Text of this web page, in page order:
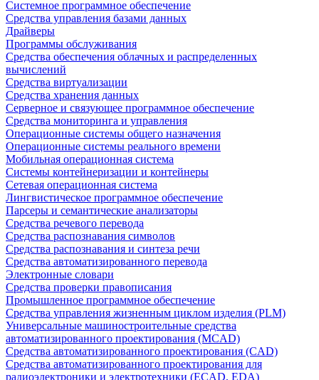
Системное программное обеспечение
Средства управления базами данных
Драйверы
Программы обслуживания
Средства обеспечения облачных и распределенных
вычислений
Средства виртуализации
Средства хранения данных
Серверное и связующее программное обеспечение
Средства мониторинга и управления
Операционные системы общего назначения
Операционные системы реального времени
Мобильная операционная система
Системы контейнеризации и контейнеры
Сетевая операционная система
Лингвистическое программное обеспечение
Парсеры и семантические анализаторы
Средства речевого перевода
Средства распознавания символов
Средства распознавания и синтеза речи
Средства автоматизированного перевода
Электронные словари
Средства проверки правописания
Промышленное программное обеспечение
Средства управления жизненным циклом изделия (PLM)
Универсальные машиностроительные средства
автоматизированного проектирования (MCAD)
Средства автоматизированного проектирования (CAD)
Средства автоматизированного проектирования для
радиоэлектроники и электротехники (ECAD, EDA)